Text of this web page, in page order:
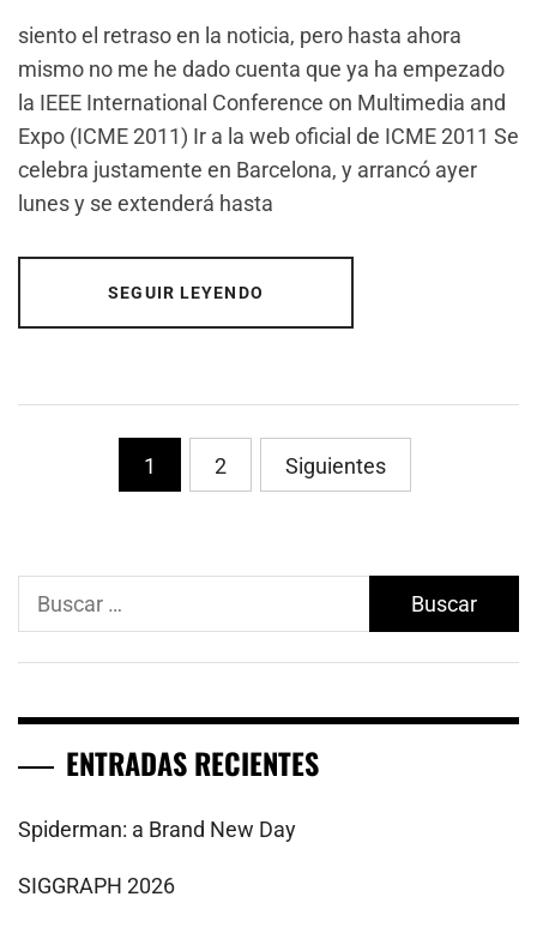
siento el retraso en la noticia, pero hasta ahora
mismo no me he dado cuenta que ya ha empezado
la IEEE International Conference on Multimedia and
Expo (ICME 2011) Ir a la web oficial de ICME 2011 Se
celebra justamente en Barcelona, y arrancó ayer
lunes y se extenderá hasta
SEGUIR LEYENDO
Paginación
1 2 Siguientes
Buscar:
ENTRADAS RECIENTES
Spiderman: a Brand New Day
SIGGRAPH 2026